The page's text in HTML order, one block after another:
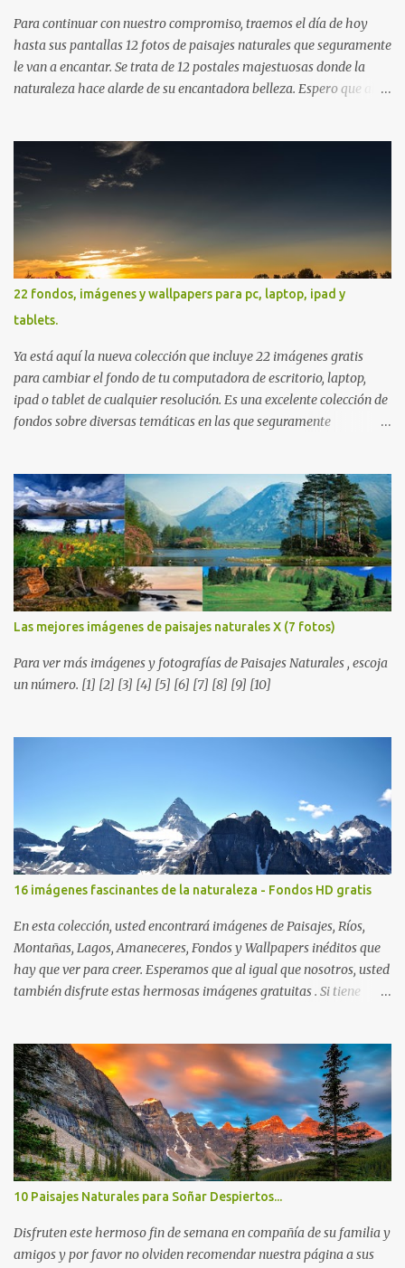
Para continuar con nuestro compromiso, traemos el día de hoy
hasta sus pantallas 12 fotos de paisajes naturales que seguramente
le van a encantar. Se trata de 12 postales majestuosas donde la
naturaleza hace alarde de su encantadora belleza. Espero que al
los ríos de agua viva, lagos, bosques y cascadas, son algunos de los
elementos que hoy acompañan a esta serie fascinante de
fotografía sobre paisajes naturales. Que tengan un feliz jueves
(imágenes con mensajes) con mis mejores deseos a través de la
distancia. Sinceramente, José Luis Ávila Herrera.
22 fondos, imágenes y wallpapers para pc, laptop, ipad y
tablets.
Ya está aquí la nueva colección que incluye 22 imágenes gratis
para cambiar el fondo de tu computadora de escritorio, laptop,
ipad o tablet de cualquier resolución. Es una excelente colección de
fondos sobre diversas temáticas en las que seguramente
olviden utilizar los botones que aparecen sobre cada imagen para
compartir estos fondos en las redes sociales con todos sus amigos.
Gracias.
Las mejores imágenes de paisajes naturales X (7 fotos)
Para ver más imágenes y fotografías de Paisajes Naturales , escoja
un número. [1] [2] [3] [4] [5] [6] [7] [8] [9] [10]
16 imágenes fascinantes de la naturaleza - Fondos HD gratis
En esta colección, usted encontrará imágenes de Paisajes, Ríos,
Montañas, Lagos, Amaneceres, Fondos y Wallpapers inéditos que
hay que ver para creer. Esperamos que al igual que nosotros, usted
también disfrute estas hermosas imágenes gratuitas . Si tiene
de nuestra web, es; www.bancodeimagenesgratis.com Reciban mi
agradecimiento a través de la distancia. -José Luis
10 Paisajes Naturales para Soñar Despiertos...
Disfruten este hermoso fin de semana en compañía de su familia y
amigos y por favor no olviden recomendar nuestra página a sus